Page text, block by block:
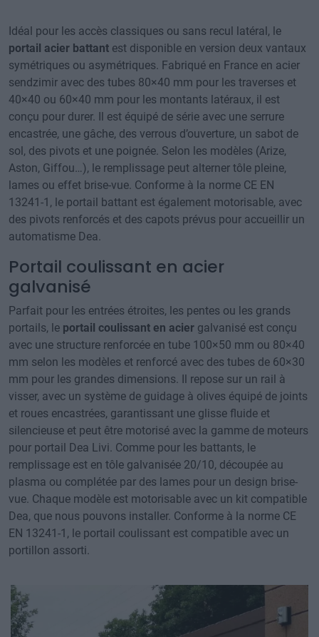
Idéal pour les accès classiques ou sans recul latéral, le
portail acier battant est disponible en version deux vantaux
symétriques ou asymétriques. Fabriqué en France en acier
sendzimir avec des tubes 80×40 mm pour les traverses et
40×40 ou 60×40 mm pour les montants latéraux, il est
conçu pour durer. Il est équipé de série avec une serrure
encastrée, une gâche, des verrous d’ouverture, un sabot de
sol, des pivots et une poignée. Selon les modèles (Arize,
Aston, Giffou…), le remplissage peut alterner tôle pleine,
lames ou effet brise-vue. Conforme à la norme CE EN
13241-1, le portail battant est également motorisable, avec
des pivots renforcés et des capots prévus pour accueillir un
automatisme Dea.
Portail coulissant en acier
galvanisé
Parfait pour les entrées étroites, les pentes ou les grands
portails, le portail coulissant en acier galvanisé est conçu
avec une structure renforcée en tube 100×50 mm ou 80×40
mm selon les modèles et renforcé avec des tubes de 60×30
mm pour les grandes dimensions. Il repose sur un rail à
visser, avec un système de guidage à olives équipé de joints
et roues encastrées, garantissant une glisse fluide et
silencieuse et peut être motorisé avec la gamme de moteurs
pour portail Dea Livi. Comme pour les battants, le
remplissage est en tôle galvanisée 20/10, découpée au
plasma ou complétée par des lames pour un design brise-
vue. Chaque modèle est motorisable avec un kit compatible
Dea, que nous pouvons installer. Conforme à la norme CE
EN 13241-1, le portail coulissant est compatible avec un
portillon assorti.